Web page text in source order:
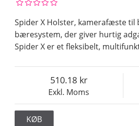
Spider X Holster, kamerafæste
bæresystem, der giver hurtig
Spider X er et fleksibelt,
Exkl. Moms
510.18
KØB